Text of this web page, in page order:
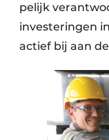
pelijk
investeringen
actief bij aan